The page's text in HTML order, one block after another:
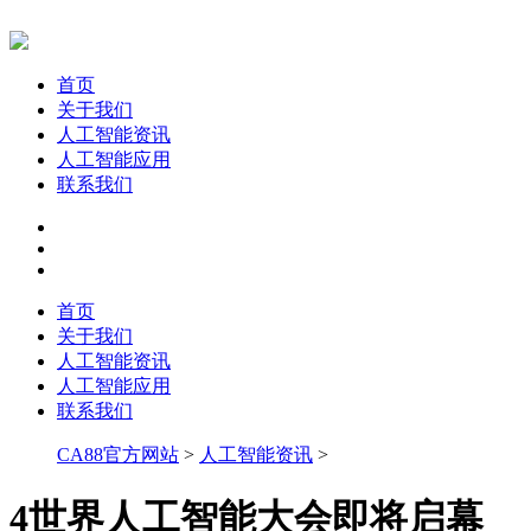
首页
关于我们
人工智能资讯
人工智能应用
联系我们
首页
关于我们
人工智能资讯
人工智能应用
联系我们
CA88官方网站 > 人工智能资讯 >
4世界人工智能大会即将启幕